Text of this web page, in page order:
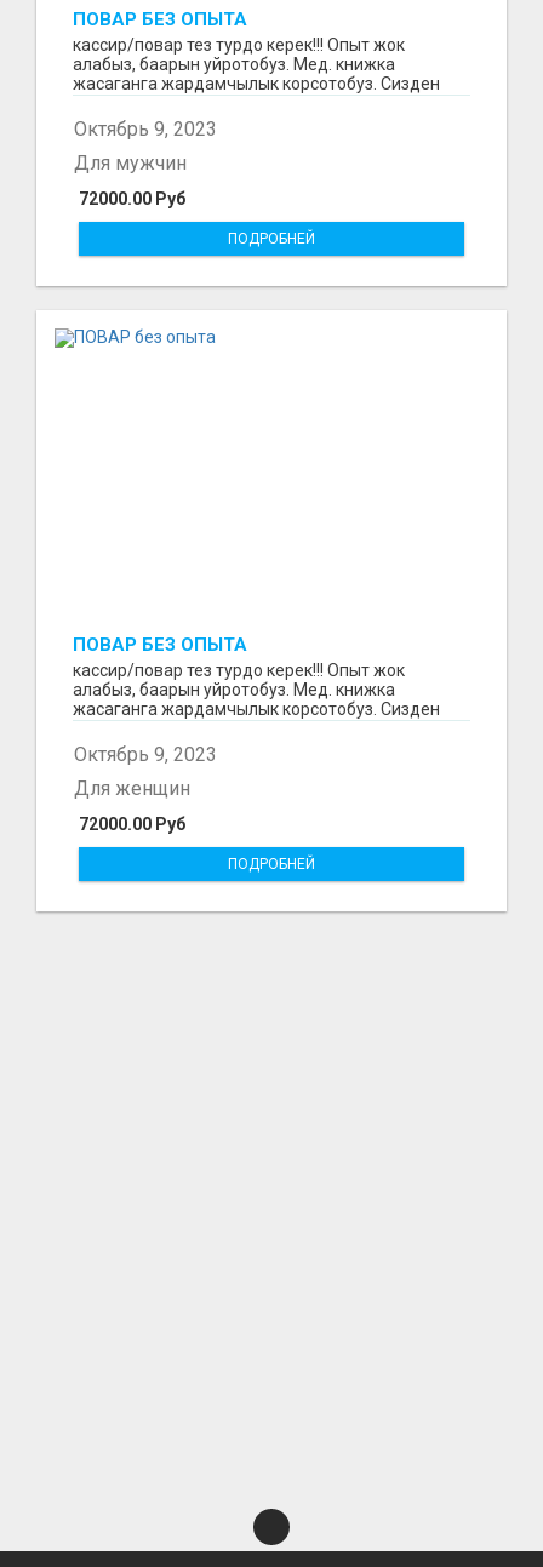
ПОВАР БЕЗ ОПЫТА
кассир/повар тез турдо керек!!! Опыт жок
алабыз, баарын уйротобуз. Мед. книжка
жасаганга жардамчылык корсотобуз. Сизден
Октябрь 9, 2023
72000.00 Руб
Для мужчин
ПОДРОБНЕЙ
ПОВАР БЕЗ ОПЫТА
кассир/повар тез турдо керек!!! Опыт жок
алабыз, баарын уйротобуз. Мед. книжка
жасаганга жардамчылык корсотобуз. Сизден
Октябрь 9, 2023
72000.00 Руб
Для женщин
ПОДРОБНЕЙ